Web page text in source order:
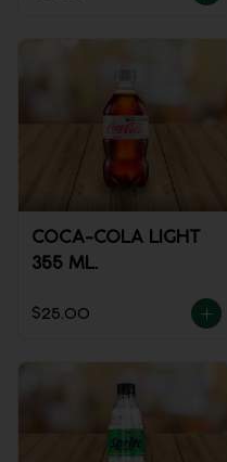
COCA-COLA LIGHT
355 ML.
$25.00